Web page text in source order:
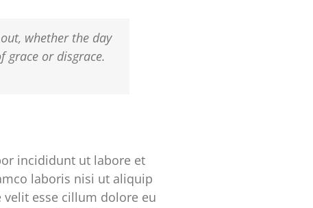
whether the day
grace or disgrace.
incididunt ut labore et
laboris nisi ut aliquip
esse cillum dolore eu